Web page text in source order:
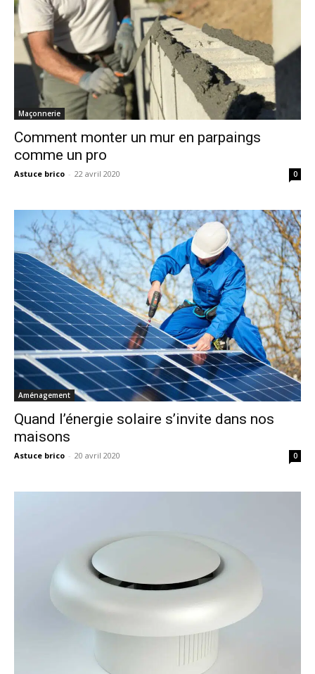
Maçonnerie
Comment monter un mur en parpaings
comme un pro
Astuce brico - 22 avril 2020 0
Aménagement
Quand l’énergie solaire s’invite dans nos
maisons
Astuce brico - 20 avril 2020 0